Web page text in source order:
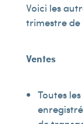
Voici les
trimestre de
Ventes
Toutes